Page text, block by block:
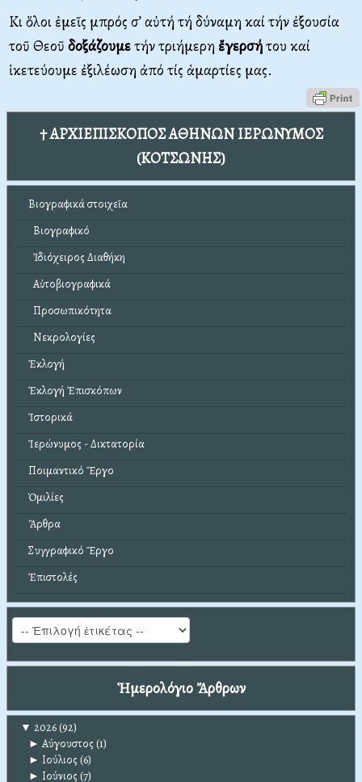
Κι ὅλοι ἐμεῖς μπρός σ’ αὐτή τή δύναμη καί τήν ἐξουσία
τοῦ Θεοῦ δοξάζουμετήν τριήμερη ἔγερσήτου καί
ἱκετεύουμε ἐξιλέωση ἀπό τίς ἁμαρτίες μας.
† ΑΡΧΙΕΠΙΣΚΟΠΟΣ ΑΘΗΝΩΝ ΙΕΡΩΝΥΜΟΣ
(ΚΟΤΣΩΝΗΣ)
Βιογραφικά στοιχεῖα
Βιογραφικό
Ἰδιόχειρος Διαθήκη
Αὐτοβιογραφικά
Προσωπικότητα
Νεκρολογίες
Ἐκλογή
Ἐκλογή Ἐπισκόπων
Ἱστορικά
Ἱερώνυμος - Δικτατορία
Ποιμαντικό Ἔργο
Ὁμιλίες
Ἄρθρα
Συγγραφικό Ἔργο
Ἐπιστολές
Ἡμερολόγιο Ἄρθρων
▼ 2026(92)
► Αύγουστος (1)
► Ιούλιος (6)
► Ιούνιος (7)